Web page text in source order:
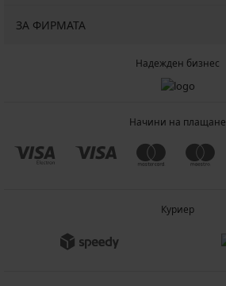
ЗА ФИРМАТА
Надежден бизнес
Начини на плащане
Куриер